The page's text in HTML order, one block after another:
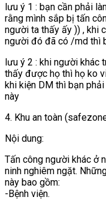
lưu ý 1 : bạn cần phải
rằng mình sắp bị tấn
người ta thấy ấy )) , khi
người đó đã có /md thì
lưu ý 2 : khi người khác
thấy được họ thì họ ko
khi kiện DM thì bạn
này
4. Khu an toàn
Nội dung:
Tấn công người khác ở
ninh nghiêm ngặt.
này bao gồm:
-Bệnh viện.